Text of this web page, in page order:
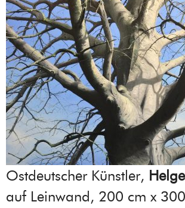
Ostdeutscher Künstler,
auf Leinwand, 200 cm x